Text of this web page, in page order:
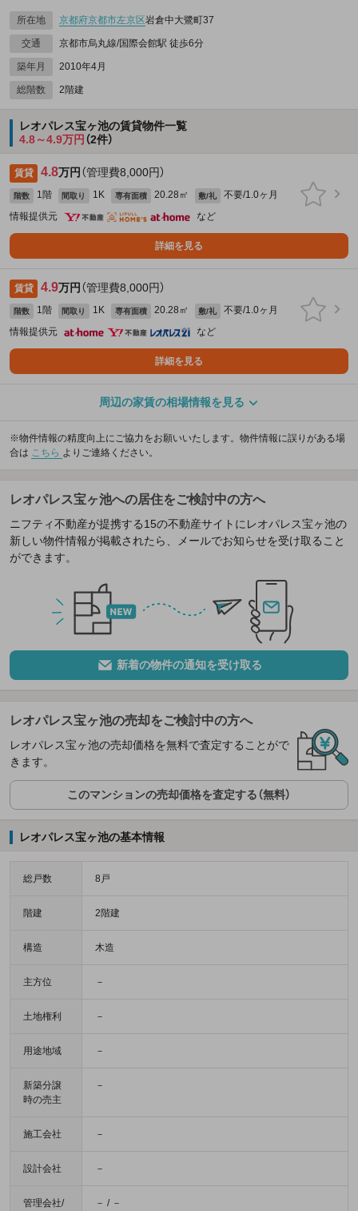
所在地 京都府京都市左京区岩倉中大鷺町37
交通 京都市烏丸線/国際会館駅 徒歩6分
築年月 2010年4月
総階数 2階建
レオパレス宝ヶ池の賃貸物件一覧
4.8～4.9万円 （2件）
賃貸 4.8万円 （管理費8,000円）
階数 1階 間取り 1K 専有面積 20.28㎡ 敷/礼
不要/1.0ヶ月
情報提供元
など
詳細を見る
賃貸 4.9万円 （管理費8,000円）
階数 1階 間取り 1K 専有面積 20.28㎡ 敷/礼
不要/1.0ヶ月
情報提供元
など
詳細を見る
周辺の家賃の相場情報を見る
※物件情報の精度向上にご協力をお願いいたします。物件情報に誤りがある場
合は こちら よりご連絡ください。
レオパレス宝ヶ池への居住をご検討中の方へ
ニフティ不動産が提携する15の不動産サイトにレオパレス宝ヶ池の
新しい物件情報が掲載されたら、メールでお知らせを受け取ること
ができます。
新着の物件の通知を受け取る
レオパレス宝ヶ池の売却をご検討中の方へ
レオパレス宝ヶ池の売却価格を無料で査定することがで
きます。
このマンションの売却価格を査定する（無料）
レオパレス宝ヶ池の基本情報
総戸数 8戸
階建 2階建
構造 木造
主方位 －
土地権利 －
用途地域 －
新築分譲
時の売主
－
施工会社 －
設計会社 －
管理会社/
－ / －